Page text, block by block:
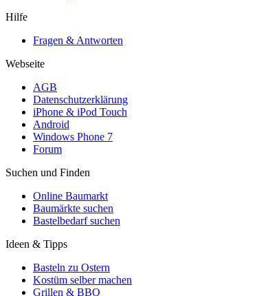
Hilfe
Fragen & Antworten
Webseite
AGB
Datenschutzerklärung
iPhone & iPod Touch
Android
Windows Phone 7
Forum
Suchen und Finden
Online Baumarkt
Baumärkte suchen
Bastelbedarf suchen
Ideen & Tipps
Basteln zu Ostern
Kostüm selber machen
Grillen & BBQ